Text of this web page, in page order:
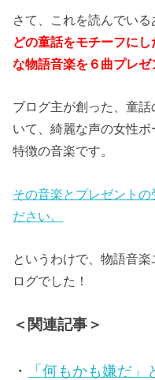
さて、これを読んでいる
どの童話をモチーフに
な物語音楽を６曲プレゼ
ブログ主が創った、童
いて、綺麗な声の女性
特徴の音楽です。
その音楽とプレゼントの
ださい。
というわけで、物語音
ログでした！
＜関連記事＞
・
「何もかも嫌だ